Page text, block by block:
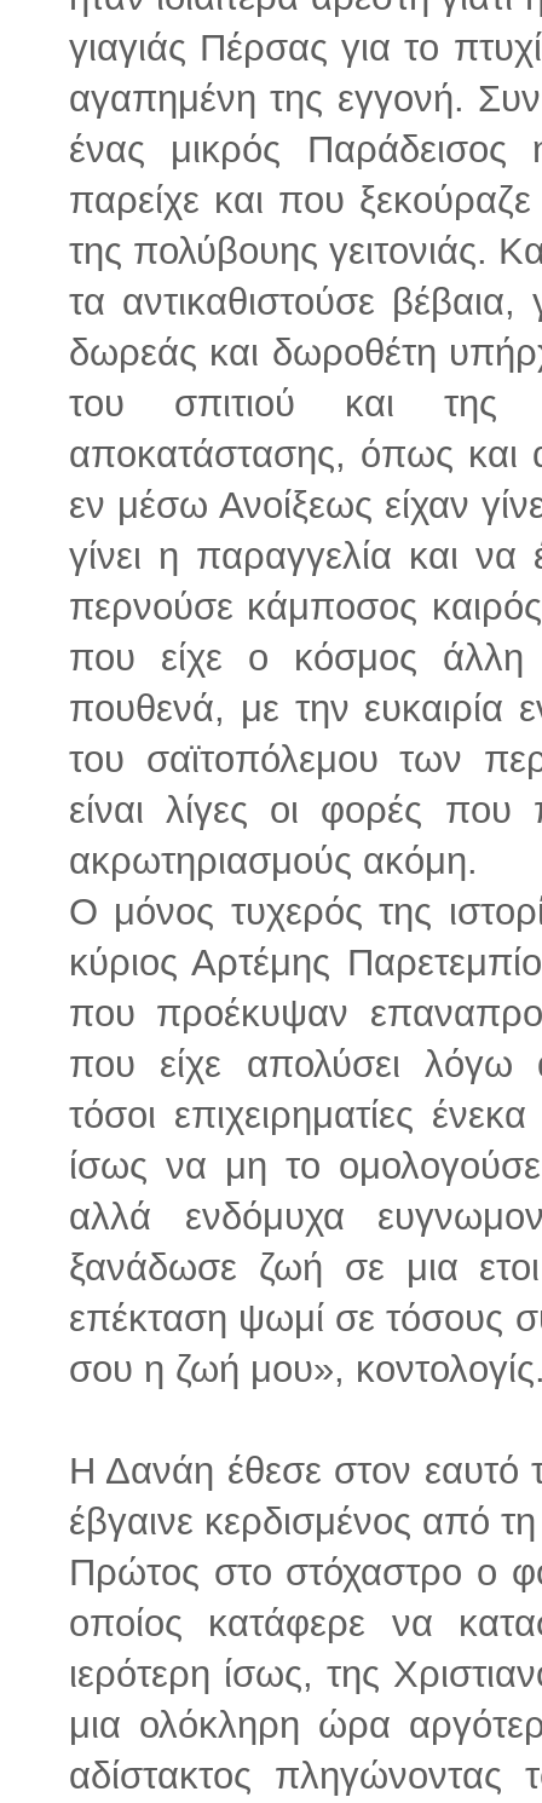
γιαγιάς Πέρσας για το
αγαπημένη της εγγονή.
ένας μικρός
παρείχε και που
της πολύβουης γειτονιάς.
τα αντικαθιστούσε
δωρεάς και δωροθέτη
του σπιτιού και της
αποκατάστασης, όπως και
εν μέσω Ανοίξεως είχαν
γίνει η παραγγελία και
περνούσε κάμποσος
που είχε ο κόσμος
πουθενά, με την ευκαιρία
του σαϊτοπόλεμου των
είναι λίγες οι φορές που
ακρωτηριασμούς ακόμη.
Ο μόνος τυχερός της
κύριος Αρτέμης
που προέκυψαν
που είχε απολύσει λόγω
τόσοι επιχειρηματίες
ίσως να μη το
αλλά ενδόμυχα
ξανάδωσε ζωή σε μια
επέκταση ψωμί σε τόσους
σου η ζωή μου»,
Η Δανάη έθεσε στον εαυτό
έβγαινε κερδισμένος από
Πρώτος στο στόχαστρο ο
οποίος κατάφερε να
ιερότερη ίσως, της
μια ολόκληρη ώρα
αδίστακτος πληγώνοντας